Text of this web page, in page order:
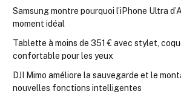
Samsung montre pourquoi l’iPhone Ultra
moment idéal
Tablette à moins de 351 € avec stylet,
confortable pour les yeux
DJI Mimo améliore la sauvegarde et le
nouvelles fonctions intelligentes